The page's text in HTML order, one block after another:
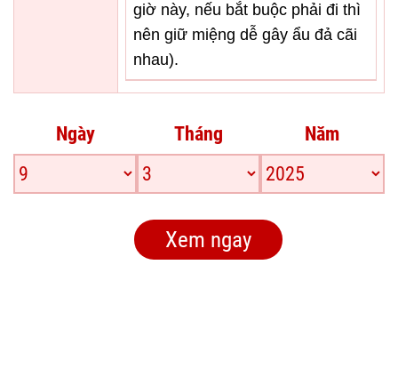
giờ này, nếu bắt buộc phải đi thì
nên giữ miệng dễ gây ẩu đả cãi
nhau).
Ngày Tháng Năm
Xem ngay